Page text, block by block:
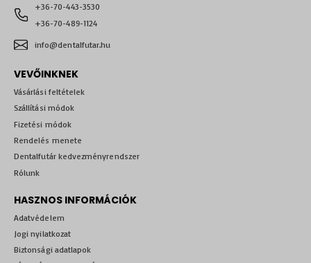
+36-70-443-3530
+36-70-489-1124
info@dentalfutar.hu
VEVŐINKNEK
Vásárlási feltételek
Szállítási módok
Fizetési módok
Rendelés menete
Dentalfutár kedvezményrendszer
Rólunk
HASZNOS INFORMÁCIÓK
Adatvédelem
Jogi nyilatkozat
Biztonsági adatlapok